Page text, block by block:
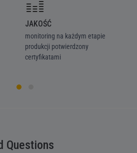
JAKOŚĆ
monitoring na każdym etapie
produkcji potwierdzony
certyfikatami
Questions